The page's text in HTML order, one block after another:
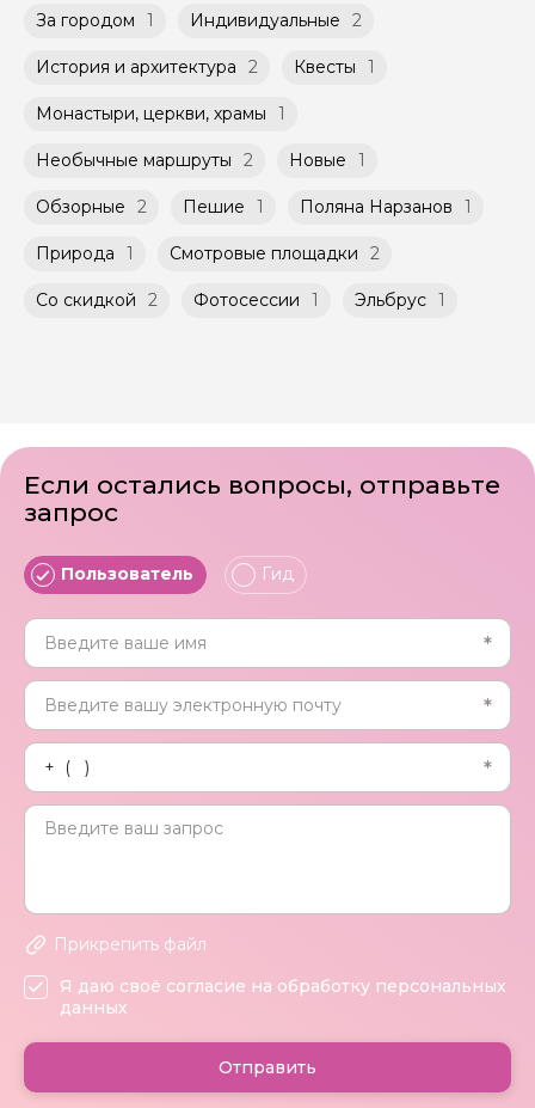
при наличии такой возможности,
заключенного между Организатором и
к Оферте Сервиса.
Способы оплаты на сайте: Картой
российского банка можно оплатить любую
экскурсию.
быть незнакомые для Вас люди.
Мини-группы проводятся на тех же
условиях, что и групповые, но с количество
не более 10 человек)
За городом 1 Индивидуальные 2
История и архитектура 2 Квесты 1
Монастыри, церкви, храмы 1
Необычные маршруты 2 Новые 1
Обзорные 2 Пешие 1 Поляна Нарзанов 1
Природа 1 Смотровые площадки 2
Со скидкой 2 Фотосессии 1 Эльбрус 1
Если остались вопросы, отправьте
запрос
Пользователь Гид
Прикрепить файл
Я даю своё согласие на обработку персональных
данных
Отправить